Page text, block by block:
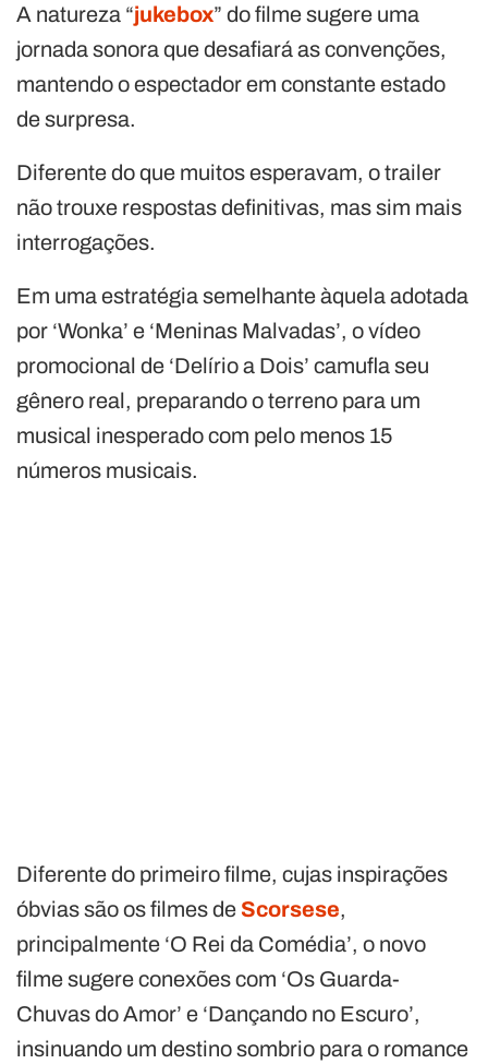
A natureza “jukebox” do filme sugere uma
jornada sonora que desafiará as convenções,
mantendo o espectador em constante estado
de surpresa.
Diferente do que muitos esperavam, o trailer
não trouxe respostas definitivas, mas sim mais
interrogações.
Em uma estratégia semelhante àquela adotada
por ‘Wonka’ e ‘Meninas Malvadas’, o vídeo
promocional de ‘Delírio a Dois’ camufla seu
gênero real, preparando o terreno para um
musical inesperado com pelo menos 15
números musicais.
Diferente do primeiro filme, cujas inspirações
óbvias são os filmes de Scorsese,
principalmente ‘O Rei da Comédia’, o novo
filme sugere conexões com ‘Os Guarda-
Chuvas do Amor’ e ‘Dançando no Escuro’,
insinuando um destino sombrio para o romance